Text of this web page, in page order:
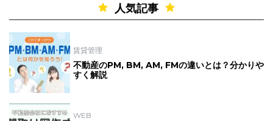
人気記事
賃貸管理
不動産のPM, BM, AM, FMの違いとは？分かりや
すく解説
WEB